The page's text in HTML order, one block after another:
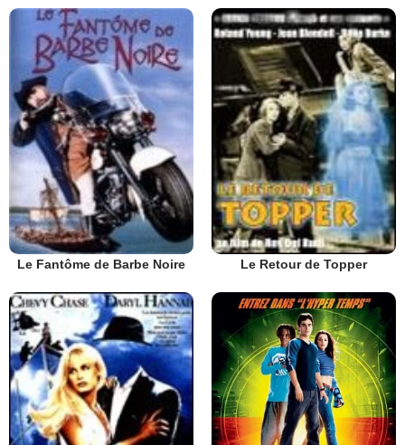
Le Fantôme de Barbe Noire Le Retour de Topper